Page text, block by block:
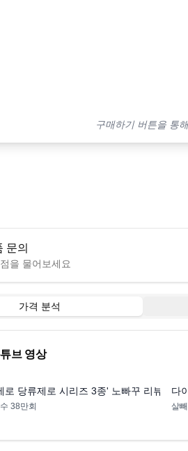
구매하기 버튼을 통
문의
을 물어보세요
가격 분석
브 영상
로 당류제로 시리즈 3종' 노빠꾸 리뷰 (롯
38만회
다
살